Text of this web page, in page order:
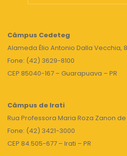
Câmpus Cedeteg
Alameda Élio Antonio Dalla Vecchia,
Fone: (42) 3629-8100
CEP 85040-167 – Guarapuava – PR
Câmpus de Irati
Rua Professora Maria Roza Zanon
Fone: (42) 3421-3000
CEP 84.505-677 – Irati – PR